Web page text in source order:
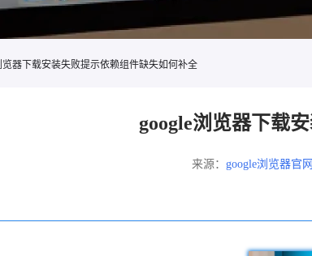
览器下载安装失败提示依赖组件缺失如何补全
google浏览器下载
来源： google浏览器官网